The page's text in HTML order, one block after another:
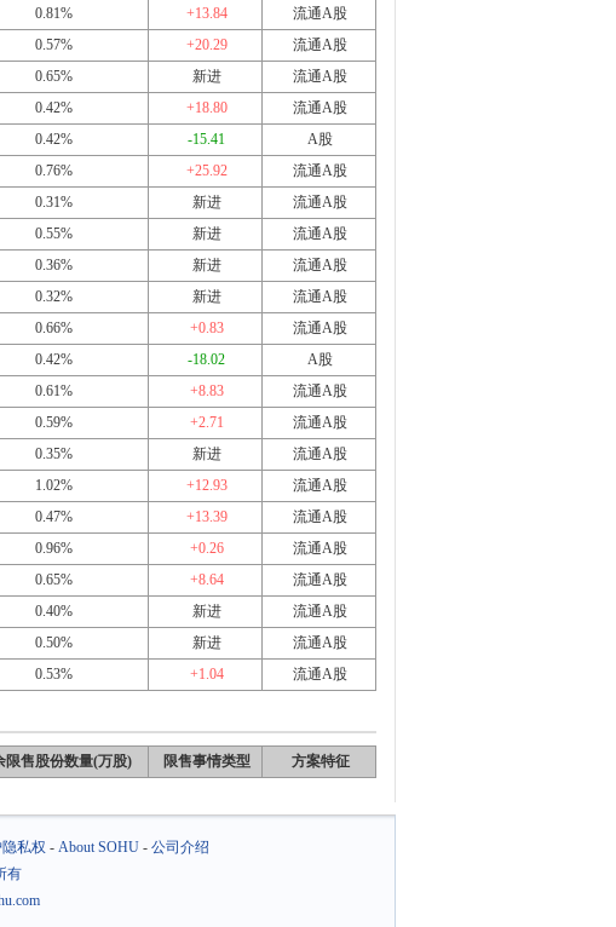
0.81% +13.84
流通A股
0.57% +20.29
流通A股
0.65% 新进
流通A股
0.42% +18.80
流通A股
0.42% -15.41
A股
0.76% +25.92
流通A股
0.31% 新进
流通A股
0.55% 新进
流通A股
0.36% 新进
流通A股
0.32% 新进
流通A股
0.66% +0.83
流通A股
0.42% -18.02
A股
0.61% +8.83
流通A股
0.59% +2.71
流通A股
0.35% 新进
流通A股
1.02% +12.93
流通A股
0.47% +13.39
流通A股
0.96% +0.26
流通A股
0.65% +8.64
流通A股
0.40% 新进
流通A股
0.50% 新进
流通A股
0.53% +1.04 流通A股
限售股份数量(万股) 限售事情类型 方案特征
私权 - About SOHU- 公司介绍
有